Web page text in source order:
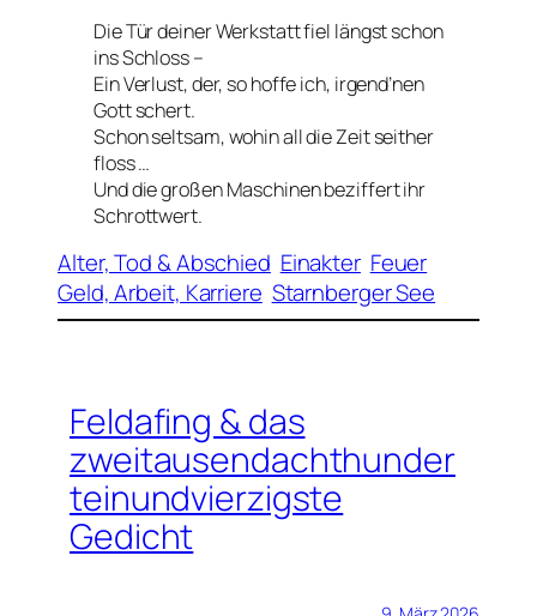
Die Tür deiner Werkstatt fiel längst schon
ins Schloss –
Ein Verlust, der, so hoffe ich, irgend’nen
Gott schert.
Schon seltsam, wohin all die Zeit seither
floss …
Und die großen Maschinen beziffert ihr
Schrottwert.
Alter, Tod & Abschied Einakter Feuer
Geld, Arbeit, Karriere Starnberger See
Feldafing & das
zweitausendachthunder
teinundvierzigste
Gedicht